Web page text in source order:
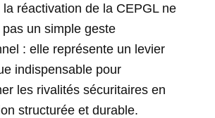
réactivation de la CEPGL ne
un simple geste
: elle représente un levier
indispensable pour
les rivalités sécuritaires en
structurée et durable.